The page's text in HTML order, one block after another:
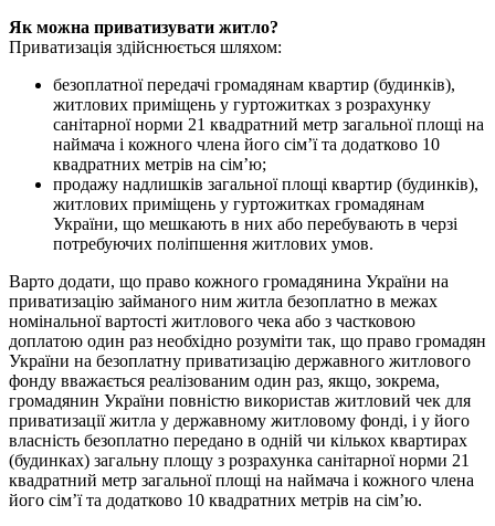
Як можна приватизувати житло?
Приватизація здійснюється шляхом:
безоплатної передачі громадянам квартир (будинків),
житлових приміщень у гуртожитках з розрахунку
санітарної норми 21 квадратний метр загальної площі на
наймача і кожного члена його сім’ї та додатково 10
квадратних метрів на сім’ю;
продажу надлишків загальної площі квартир (будинків),
житлових приміщень у гуртожитках громадянам
України, що мешкають в них або перебувають в черзі
потребуючих поліпшення житлових умов.
Варто додати, що право кожного громадянина України на
приватизацію займаного ним житла безоплатно в межах
номінальної вартості житлового чека або з частковою
доплатою один раз необхідно розуміти так, що право громадян
України на безоплатну приватизацію державного житлового
фонду вважається реалізованим один раз, якщо, зокрема,
громадянин України повністю використав житловий чек для
приватизації житла у державному житловому фонді, і у його
власність безоплатно передано в одній чи кількох квартирах
(будинках) загальну площу з розрахунка санітарної норми 21
квадратний метр загальної площі на наймача і кожного члена
його сім’ї та додатково 10 квадратних метрів на сім’ю.